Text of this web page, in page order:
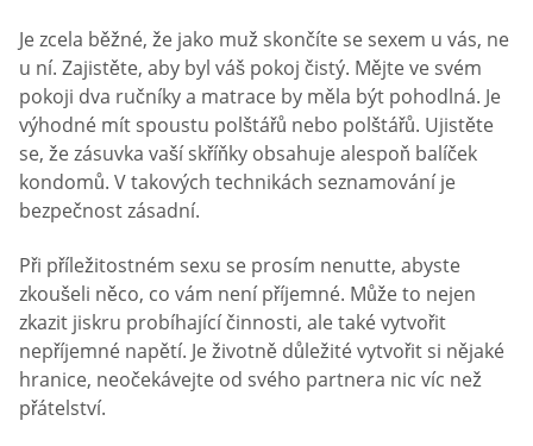
Je zcela běžné, že jako muž skončíte se sexem u vás, ne
u ní. Zajistěte, aby byl váš pokoj čistý. Mějte ve svém
pokoji dva ručníky a matrace by měla být pohodlná. Je
výhodné mít spoustu polštářů nebo polštářů. Ujistěte
se, že zásuvka vaší skříňky obsahuje alespoň balíček
kondomů. V takových technikách seznamování je
bezpečnost zásadní.
Při příležitostném sexu se prosím nenutte, abyste
zkoušeli něco, co vám není příjemné. Může to nejen
zkazit jiskru probíhající činnosti, ale také vytvořit
nepříjemné napětí. Je životně důležité vytvořit si nějaké
hranice, neočekávejte od svého partnera nic víc než
přátelství.